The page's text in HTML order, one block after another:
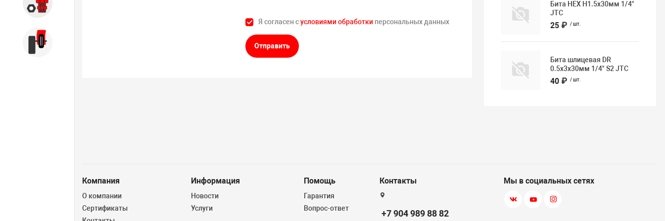
Я согласен сусловиями обработкиперсональных данных
Отправить
Бита HEX H1.5х30мм 1/4"
JTC
25 ₽ / шт.
Бита шлицевая DR
0.5х3х30мм 1/4" S2 JTC
40 ₽ / шт.
Компания
О компании
Сертификаты
Информация
Новости
Услуги
Помощь
Гарантия
Вопрос-ответ
Контакты
+7 904 989 88 82
Мы в социальных сетях